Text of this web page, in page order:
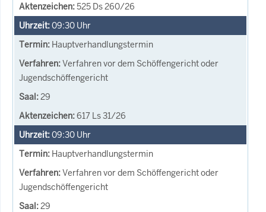
525 Ds 260/26
09:30 Uhr
Hauptverhandlungstermin
Verfahren vor dem Schöffengericht oder
Jugendschöffengericht
29
617 Ls 31/26
09:30 Uhr
Hauptverhandlungstermin
Verfahren vor dem Schöffengericht oder
Jugendschöffengericht
29